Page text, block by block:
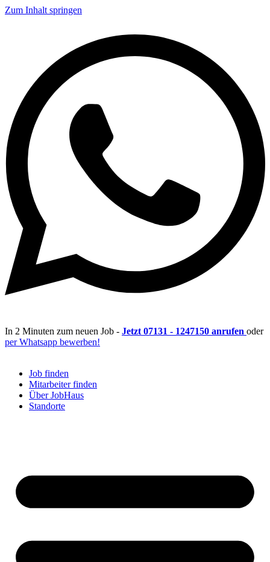
Zum Inhalt springen
In 2 Minuten zum neuen Job - Jetzt 07131 - 1247150 anrufen oder
per Whatsapp bewerben!
Job finden
Mitarbeiter finden
Über JobHaus
Standorte